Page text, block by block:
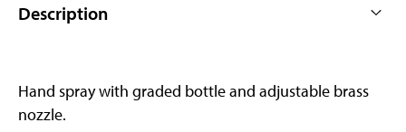
Description
Hand spray with graded bottle and adjustable brass
nozzle.